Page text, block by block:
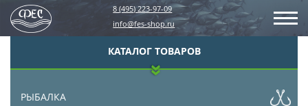
8 (495) 223-97-09
info@fes-shop.ru
КАТАЛОГ ТОВАРОВ
РЫБАЛКА